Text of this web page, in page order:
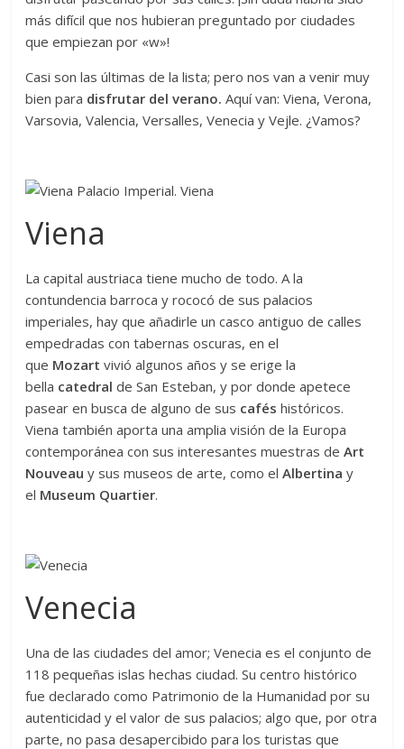
más difícil que nos hubieran preguntado por ciudades
que empiezan por «w»!
Casi son las últimas de la lista; pero nos van a venir muy
bien para disfrutar del verano.Aquí van: Viena, Verona,
Varsovia, Valencia, Versalles, Venecia y Vejle. ¿Vamos?
Viena
La capital austriaca tiene mucho de todo. A la
contundencia barroca y rococó de sus palacios
imperiales, hay que añadirle un casco antiguo de calles
empedradas con tabernas oscuras, en el
que Mozart vivió algunos años y se erige la
bella catedral de San Esteban, y por donde apetece
pasear en busca de alguno de sus cafés históricos.
Viena también aporta una amplia visión de la Europa
contemporánea con sus interesantes muestras deArt
Nouveau y sus museos de arte, como elAlbertina y
el Museum Quartier.
Venecia
Una de las ciudades del amor; Venecia es el conjunto de
118 pequeñas islas hechas ciudad. Su centro histórico
fue declarado como Patrimonio de la Humanidad por su
autenticidad y el valor de sus palacios; algo que, por otra
parte, no pasa desapercibido para los turistas que